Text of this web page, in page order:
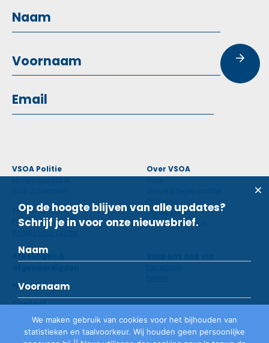
We maken gebruik van cookies voor het bijhouden van
statistieken en taalvoorkeur. Wij houden geen persoonlijke
VSOA Politie
Tel: 02 660 59 11
Fax: 02 660 50 97
info@vsoa-pol.be
Over VSOA
Diensten
Voordelen
Contactpersoon
Afdelingen &
Nieuws
Contact
Lid worden
Op de hoogte blijven van alle updates?
Schrijf je in voor onze nieuwsbrief.